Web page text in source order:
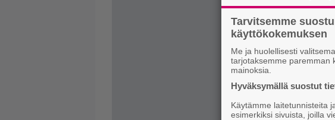
Tarvitsemme
käyttökokemuksen
Me ja huolellisesti
tarjotaksemme paremman
mainoksia.
Hyväksymällä suostut
Käytämme laitetunnisteita
esimerkiksi sivuista, joilla